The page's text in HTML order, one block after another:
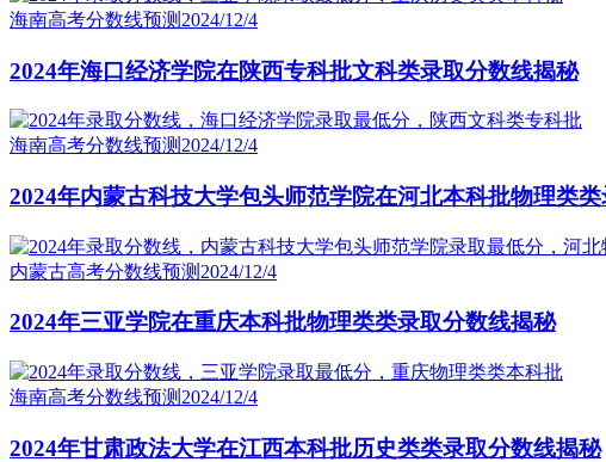
海南高考分数线预测 2024/12/4
2024年海口经济学院在陕西专科批文科类录取分数线揭秘
海南高考分数线预测 2024/12/4
2024年内蒙古科技大学包头师范学院在河北本科批物理类
内蒙古高考分数线预测 2024/12/4
2024年三亚学院在重庆本科批物理类类录取分数线揭秘
海南高考分数线预测 2024/12/4
2024年甘肃政法大学在江西本科批历史类类录取分数线揭秘